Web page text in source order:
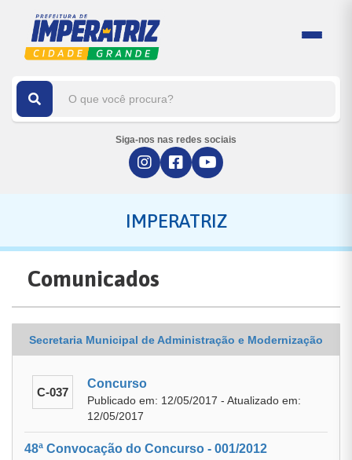
Siga-nos nas redes sociais
IMPERATRIZ
Comunicados
Secretaria Municipal de Administração e Modernização
C-037
Concurso
Publicado em: 12/05/2017 - Atualizado em:
12/05/2017
48ª Convocação do Concurso - 001/2012